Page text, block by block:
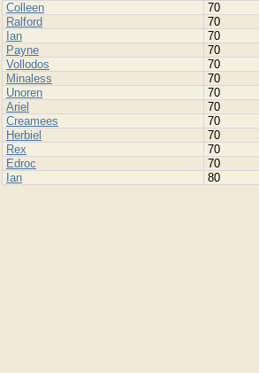
Colleen
70
Ralford
70
Ian
70
Payne
70
Vollodos
70
Minaless
70
Unoren
70
Ariel
70
Creamees
70
Herbiel
70
Rex
70
Edroc
70
Ian
80